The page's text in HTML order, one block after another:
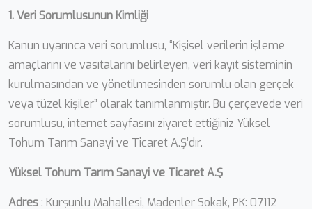
1. Veri Sorumlusunun Kimliği
Kanun uyarınca veri sorumlusu, “Kişisel verilerin işleme
amaçlarını ve vasıtalarını belirleyen, veri kayıt sisteminin
kurulmasından ve yönetilmesinden sorumlu olan gerçek
veya tüzel kişiler” olarak tanımlanmıştır. Bu çerçevede veri
sorumlusu, internet sayfasını ziyaret ettiğiniz Yüksel
Tohum Tarım Sanayi ve Ticaret A.Ş’dır.
Yüksel Tohum Tarım Sanayi ve Ticaret A.Ş
Adres : Kurşunlu Mahallesi, Madenler Sokak, PK: 07112